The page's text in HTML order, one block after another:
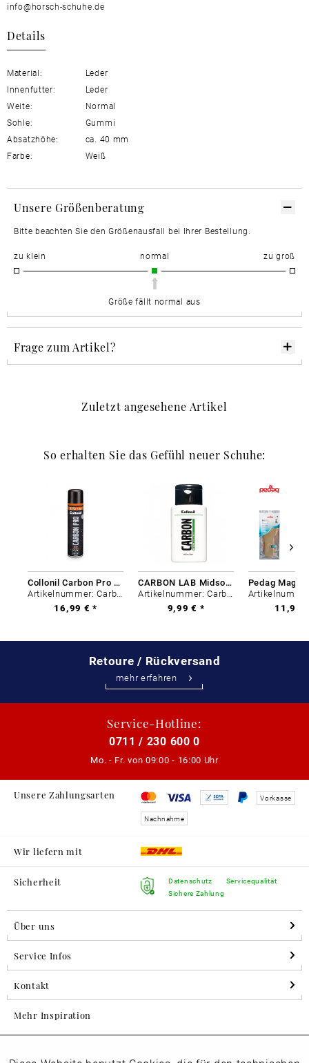
info@horsch-schuhe.de
Details
Material:
Leder
Innenfutter:
Leder
Weite:
Normal
Sohle:
Gummi
Absatzhöhe:
ca. 40 mm
Farbe:
Weiß
Unsere Größenberatung
Bitte beachten Sie den Größenausfall bei Ihrer Bestellung.
zu klein normal zu groß
Größe fällt normal aus
Frage zum Artikel?
Zuletzt angesehene Artikel
So erhalten Sie das Gefühl neuer Schuhe:
Collonil Carbon Pro 400 ml
Artikelnummer: Carbon-0
16,99 € *
CARBON LAB Midsole Cleaner
Artikelnummer: Carbon-0
9,99 € *
11,99
Retoure / Rückversand
mehr erfahren
Service-Hotline:
0711 / 230 600 0
Mo. - Fr. von 09:00 - 16:00 Uhr
Unsere Zahlungsarten Vorkasse
Nachnahme
Wir liefern mit
Sicherheit
Datenschutz
Sichere Zahlung
Servicequalität
Über uns
Service Infos
Kontakt
Mehr Inspiration